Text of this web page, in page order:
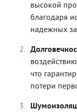
высокой
благодаря
надежных
что
потери